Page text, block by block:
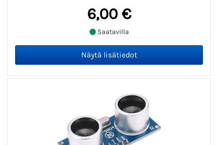
6,00 €
Saatavilla